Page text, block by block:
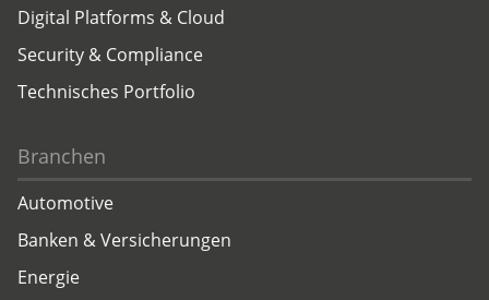
Digital Platforms & Cloud
Security & Compliance
Technisches Portfolio
Branchen
Automotive
Banken & Versicherungen
Energie